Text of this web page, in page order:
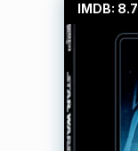
IMDB: 8.7